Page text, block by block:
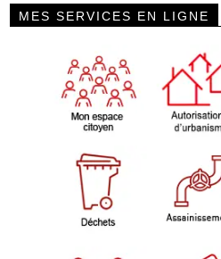
Contacts
MES SERVICES EN LIGNE